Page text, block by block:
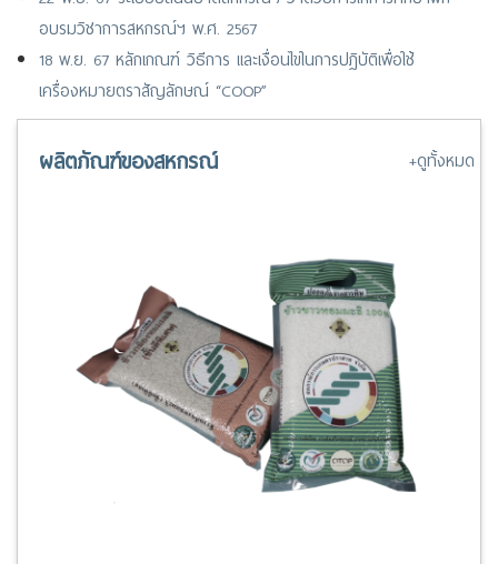
อบรมวิชาการสหกรณ์ฯ พ.ศ. 2567
18 พ.ย. 67 หลักเกณฑ์ วิธีการ และเงื่อนไขในการปฏิบัติเพื่อใช้
เครื่องหมายตราสัญลักษณ์ “COOP”
13 มี.ค. 67 ระเบียบสันนิบาตสหกรณ์ฯ ว่าด้วยสันนิบาตจังหวัด พ.ศ.
2562
ผลิตภัณฑ์ของสหกรณ์ +ดูทั้งหมด